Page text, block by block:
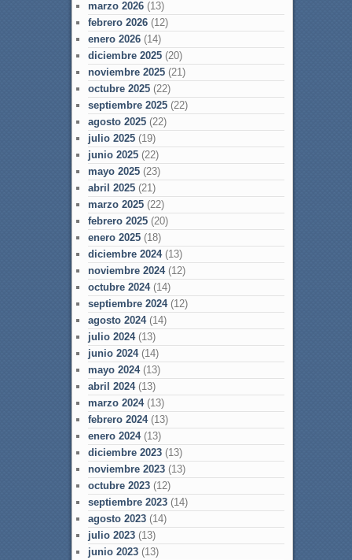
marzo 2026(13)
febrero 2026(12)
enero 2026(14)
diciembre 2025(20)
noviembre 2025(21)
octubre 2025(22)
septiembre 2025(22)
agosto 2025(22)
julio 2025(19)
junio 2025(22)
mayo 2025(23)
abril 2025(21)
marzo 2025(22)
febrero 2025(20)
enero 2025(18)
diciembre 2024(13)
noviembre 2024(12)
octubre 2024(14)
septiembre 2024(12)
agosto 2024(14)
julio 2024(13)
junio 2024(14)
mayo 2024(13)
abril 2024(13)
marzo 2024(13)
febrero 2024(13)
enero 2024(13)
diciembre 2023(13)
noviembre 2023(13)
octubre 2023(12)
septiembre 2023(14)
agosto 2023(14)
julio 2023(13)
junio 2023(13)